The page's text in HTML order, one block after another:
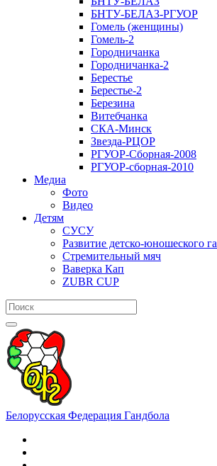
БНТУ-БЕЛАЗ-РГУОР
Гомель (женщины)
Гомель-2
Городничанка
Городничанка-2
Берестье
Берестье-2
Березина
Витебчанка
СКА-Минск
Звезда-РЦОР
РГУОР-Сборная-2008
РГУОР-сборная-2010
Медиа
Фото
Видео
Детям
СУСУ
Развитие детско-юношеского
Стремительный мяч
Ваверка Кап
ZUBR CUP
Белорусская Федерация Гандбола